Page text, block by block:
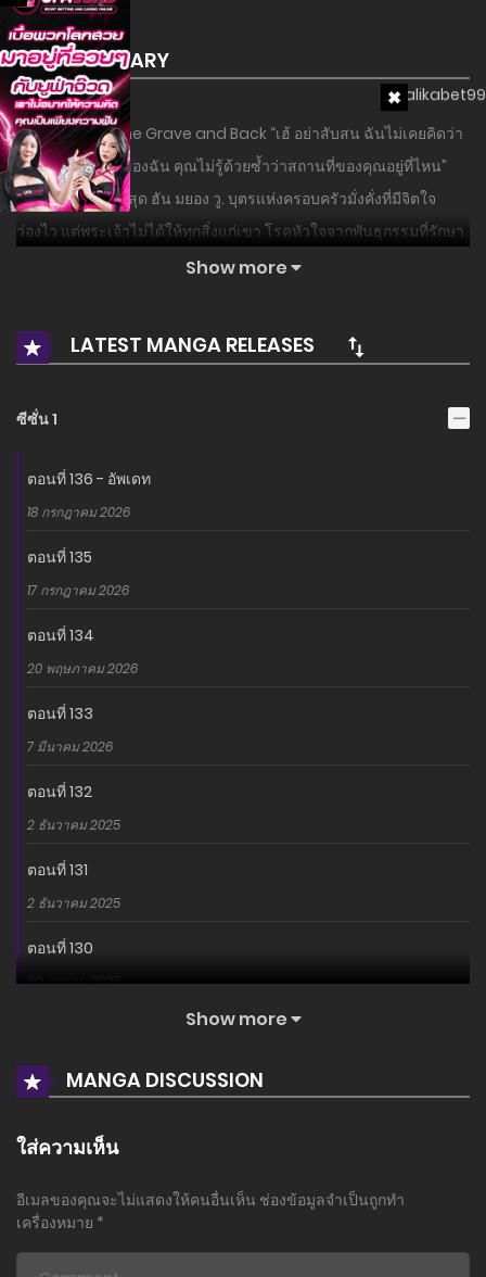
SUMMARY
เรื่องย่อ : From the Grave and Back “เฮ้ อย่าสับสน ฉันไม่เคยคิดว่า
คุณเป็นน้องชายของฉัน คุณไม่รู้ด้วยซ้ำว่าสถานที่ของคุณอยู่ที่ไหน”
นั่นคือกริชที่เจ็บที่สุด ฮัน มยอง วู. บุตรแห่งครอบครัวมั่งคั่งที่มีจิตใจ
ว่องไว แต่พระเจ้าไม่ได้ให้ทุกสิ่งแก่เขา โรคหัวใจจากพันธุกรรมที่รักษา
ไม่หาย พระองค์ทรงทำดีที่สุดแล้วเพื่อให้ได้รับความเคารพจากผู้คนรอบ
เอาจริงเอาจังกับเขาเลย นั่นคือตอนที่เกิดอุบัติเหตุขึ้นอย่างกะทันหัน
และ… เขาตื่นขึ้นมาในร่างของนักเรียนที่บาดเจ็บสาหัส คิมชอลมิน
อ่านเรื่องนี้ก่อนใครได้ที่ MANGA-LC.NET เท่านั้น!
Show more
LATEST MANGA RELEASES
ซีซั่น 1
ตอนที่ 136 - อัพเดท
18 กรกฎาคม 2026
ตอนที่ 135
17 กรกฎาคม 2026
ตอนที่ 134
20 พฤษภาคม 2026
ตอนที่ 133
7 มีนาคม 2026
ตอนที่ 132
2 ธันวาคม 2025
ตอนที่ 131
2 ธันวาคม 2025
ตอนที่ 130
30 ตุลาคม 2025
ตอนที่ 128
5 ตุลาคม 2025
22 กันยายน 2025
Show more
MANGA DISCUSSION
ใส่ความเห็น
อีเมลของคุณจะไม่แสดงให้คนอื่นเห็น ช่องข้อมูลจำเป็นถูกทำ
เครื่องหมาย *